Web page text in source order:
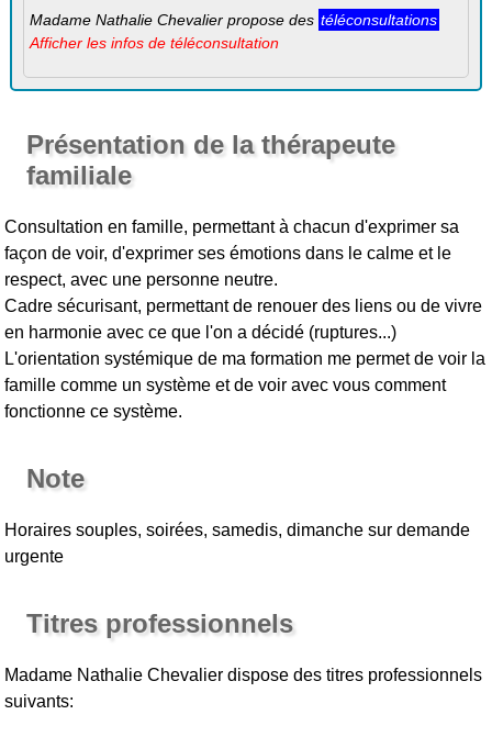
Madame Nathalie Chevalier propose des téléconsultations
Afficher les infos de téléconsultation
Présentation de la thérapeute
familiale
Consultation en famille, permettant à chacun d'exprimer sa
façon de voir, d'exprimer ses émotions dans le calme et le
respect, avec une personne neutre.
Cadre sécurisant, permettant de renouer des liens ou de vivre
en harmonie avec ce que l'on a décidé (ruptures...)
L'orientation systémique de ma formation me permet de voir la
famille comme un système et de voir avec vous comment
fonctionne ce système.
Note
Horaires souples, soirées, samedis, dimanche sur demande
urgente
Titres professionnels
Madame Nathalie Chevalier dispose des titres professionnels
suivants: